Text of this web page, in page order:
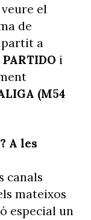
el
de
partit a
i
(M54
A les
canals
mateixos
especial un